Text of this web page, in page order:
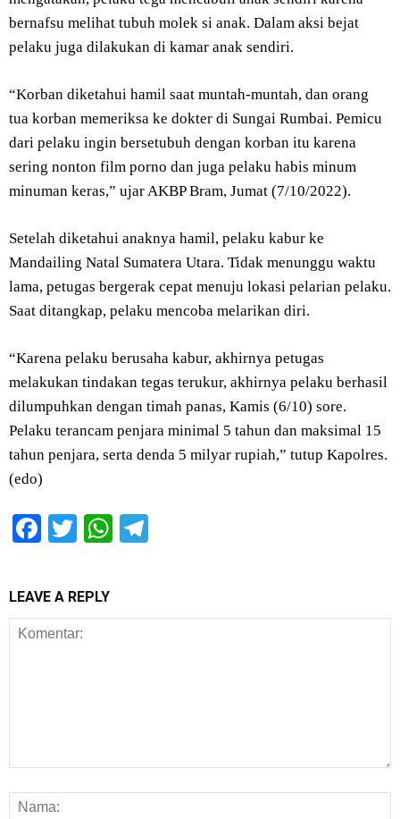
bernafsu melihat tubuh molek si anak. Dalam aksi bejat
pelaku juga dilakukan di kamar anak sendiri.
“Korban diketahui hamil saat muntah-muntah, dan orang
tua korban memeriksa ke dokter di Sungai Rumbai. Pemicu
dari pelaku ingin bersetubuh dengan korban itu karena
sering nonton film porno dan juga pelaku habis minum
minuman keras,” ujar AKBP Bram, Jumat (7/10/2022).
Setelah diketahui anaknya hamil, pelaku kabur ke
Mandailing Natal Sumatera Utara. Tidak menunggu waktu
lama, petugas bergerak cepat menuju lokasi pelarian pelaku.
Saat ditangkap, pelaku mencoba melarikan diri.
“Karena pelaku berusaha kabur, akhirnya petugas
melakukan tindakan tegas terukur, akhirnya pelaku berhasil
dilumpuhkan dengan timah panas, Kamis (6/10) sore.
Pelaku terancam penjara minimal 5 tahun dan maksimal 15
tahun penjara, serta denda 5 milyar rupiah,” tutup Kapolres.
(edo)
Facebook
TwitterWhatsApp
LEAVE A REPLY